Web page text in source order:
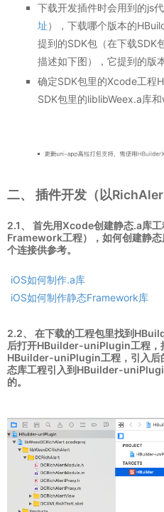
下载开发插件时会用到的js
址），下载哪个版本的
提到的SDK包（在下载SDK
描述如下图），它提到的版
确定SDK包里的Xcode工程
SDK包里的liblibWeex.a库
二、 插件开发（以
2.1、 首先用Xcode创建静态.a库
Framework工程），如何创建静
个连接供参考。
iOS如何制作.a库
iOS如何制作静态Framework库
2.2、 在下载的工程包里找到
后打开HBuilder-uniPlugin工程，
HBuilder-uniPlugin工程，引入后
态库工程引入到HBuilder-
的。